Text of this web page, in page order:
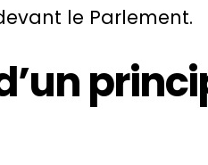
le Parlement.